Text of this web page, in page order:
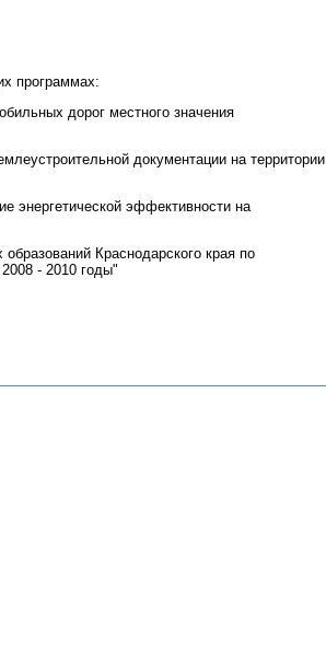
программах:
дорог местного значения
документации на территории
энергетической эффективности на
Краснодарского края по
- 2010 годы"